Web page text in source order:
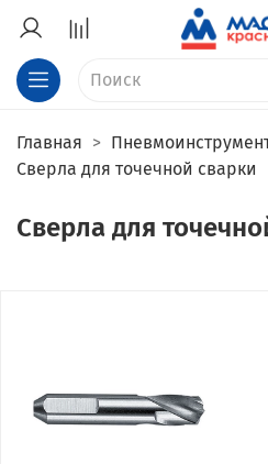
Главная
Сверла для точечной сварки
Сверла для